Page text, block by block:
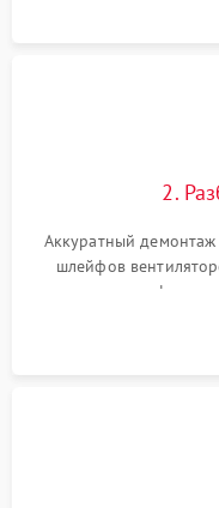
2.
Аккуратный
шлейфов
кристалла
памяти и зоны